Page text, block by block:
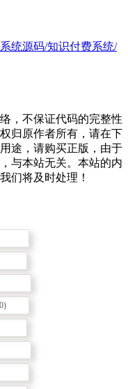
统源码/知识付费系统/
，不保证代码的完整性
归原作者所有，请在下
途，请购买正版，由于
与本站无关。本站的内
们将及时处理！